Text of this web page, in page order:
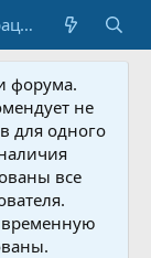
Регистрация
форума.
не
для одного
все
временную